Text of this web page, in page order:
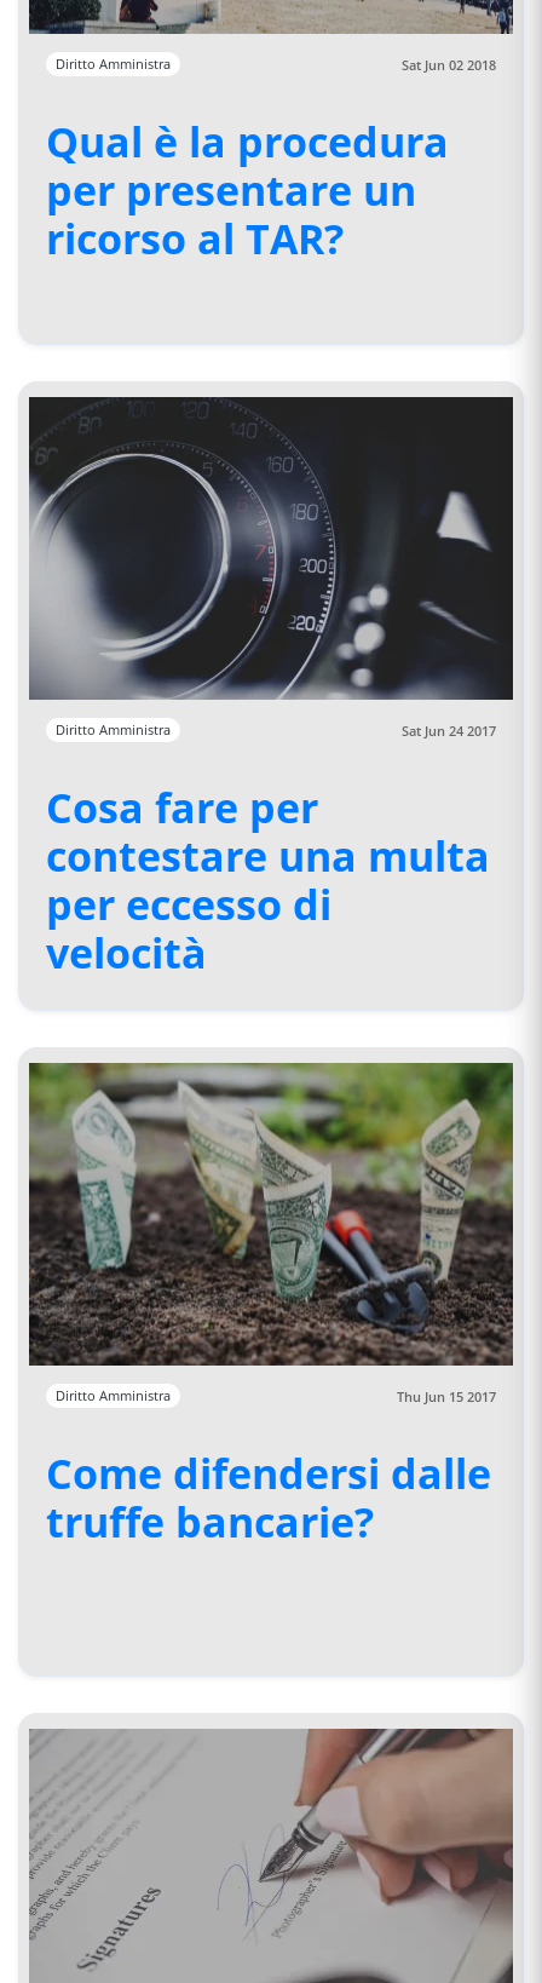
Diritto Amministra Sat Jun 02 2018
Qual è la procedura
per presentare un
ricorso al TAR?
Diritto Amministra Sat Jun 24 2017
Cosa fare per
contestare una multa
per eccesso di
velocità
Diritto Amministra Thu Jun 15 2017
Come difendersi dalle
truffe bancarie?